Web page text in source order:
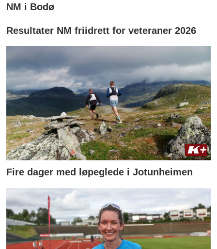
NM i Bodø
Resultater NM friidrett for veteraner 2026
Fire dager med løpeglede i Jotunheimen